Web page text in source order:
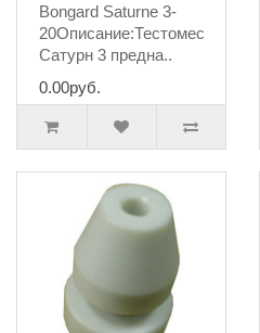
Bongard Saturne 3-
20Описание:Тестомес
Сатурн 3 предна..
0.00руб.